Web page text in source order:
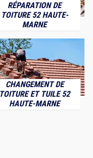
RÉPARATION DE
TOITURE 52 HAUTE-
MARNE
CHANGEMENT DE
TOITURE ET TUILE 52
HAUTE-MARNE